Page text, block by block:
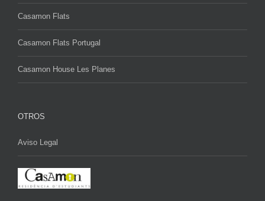
Casamon Flats
Casamon Flats Portugal
Casamon House Les Planes
OTROS
Aviso Legal